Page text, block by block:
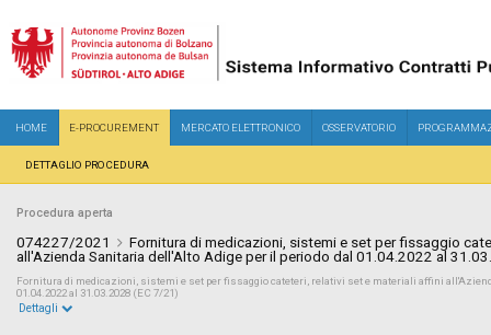
HOME E-PROCUREMENT MERCATO ELETTRONICO OSSERVATORIO
DETTAGLIO PROCEDURA
Procedura aperta
074227/2021
Fornitura di medicazioni, sistemi e set per fissaggio
all'Azienda Sanitaria dell'Alto Adige per il periodo dal 01.04.2022 al
Fornitura di medicazioni, sistemi e set per fissaggio cateteri, relativi set e materiali affini
01.04.2022 al 31.03.2028 (EC 7/21)
Dettagli